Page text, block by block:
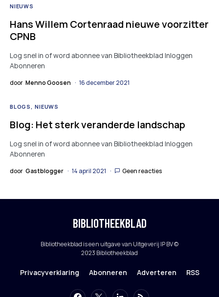
NIEUWS
Hans Willem Cortenraad nieuwe voorzitter
CPNB
Log snel in of word abonnee van Bibliotheekblad Inloggen
Abonneren
door Menno Goosen 16 december 2021
BLOGS NIEUWS
Blog: Het sterk veranderde landschap
Log snel in of word abonnee van Bibliotheekblad Inloggen
Abonneren
door Gastblogger 14 april 2021 Geen reacties
BIBLIOTHEEKBLAD
Bibliotheekblad is een uitgave van Uitgeverij IP BV ©
2023 Bibliotheekblad
Privacyverklaring Abonneren Adverteren RSS